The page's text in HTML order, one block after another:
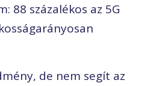
88 százalékos az 5G
de nem segít az